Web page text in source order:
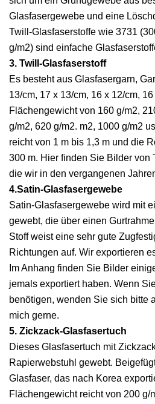
Glasfasergewebe und eine
Twill-Glasfaserstoffe wie 3731
g/m2) sind einfache
3. Twill-Glasfaserstoff
Es besteht aus Glasfasergarn,
13/cm, 17 x 13/cm, 16 x 12/cm,
Flächengewicht von 160 g/m2,
g/m2, 620 g/m2. m2, 1000 g/m2
reicht von 1 m bis 1,3 m und die
300 m. Hier finden Sie Bilder von
die wir in den vergangenen
4.Satin-Glasfasergewebe
Satin-Glasfasergewebe wird mit
gewebt, die über einen
Stoff weist eine sehr gute
Richtungen auf. Wir exportieren
Im Anhang finden Sie Bilder
jemals exportiert haben. Wenn
benötigen, wenden Sie sich bitte
mich gerne.
5. Zickzack-Glasfasertuch
Dieses Glasfasertuch mit
Rapierwebstuhl gewebt.
Glasfaser, das nach Korea
Flächengewicht reicht von 200 g/